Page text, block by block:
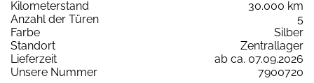
Kilometerstand
30.000 km
Anzahl der Türen
5
Farbe
Silber
Standort
Zentrallager
Lieferzeit
ab ca. 07.09.2026
Unsere Nummer
7900720